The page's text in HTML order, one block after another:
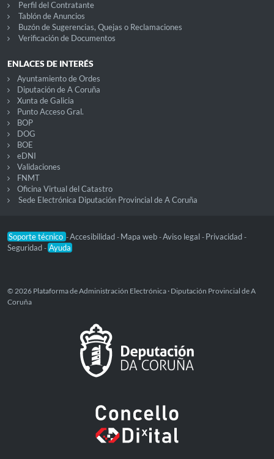
Perfil del Contratante
Tablón de Anuncios
Buzón de Sugerencias, Quejas o Reclamaciones
Verificación de Documentos
ENLACES DE INTERÉS
Ayuntamiento de Ordes
Diputación de A Coruña
Xunta de Galicia
Punto Acceso Gral.
BOP
DOG
BOE
eDNI
Validaciones
FNMT
Oficina Virtual del Catastro
Sede Electrónica Diputación Provincial de A Coruña
Soporte técnico -Accesibilidad - Mapa web -Aviso legal - Privacidad -
Seguridad - Ayuda
© 2026 Plataforma de Administración Electrónica · Diputación Provincial de A
Coruña